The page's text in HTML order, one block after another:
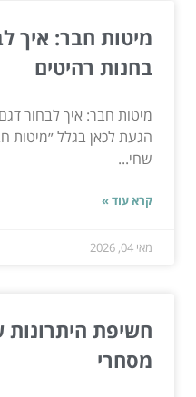
מיטות חבר: איך
בחנות רהיטים
מיטות חבר: איך לבחור
הגעת לכאן בגלל ״מיטות
שחי...
קרא עוד »
מאי 04, 2026
חשיפת היתרונות
מסחרי